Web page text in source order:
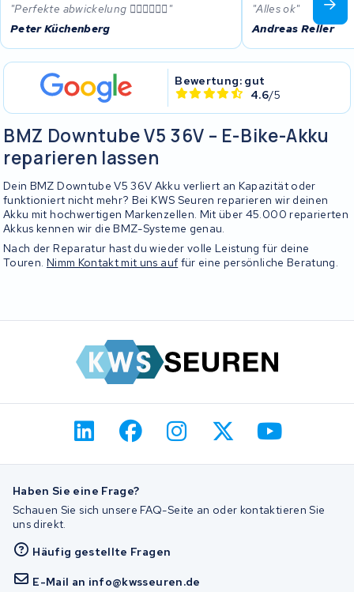
Perfekte abwickelung 👍🏼👍🏼👍🏼
Peter Küchenberg
Alles ok
Andreas Reller
Bewertung: gut
4.6/5
BMZ Downtube V5 36V – E-Bike-Akku
reparieren lassen
Dein BMZ Downtube V5 36V Akku verliert an Kapazität oder
funktioniert nicht mehr? Bei KWS Seuren reparieren wir deinen
Akku mit hochwertigen Markenzellen. Mit über 45.000 reparierten
Akkus kennen wir die BMZ-Systeme genau.
Nach der Reparatur hast du wieder volle Leistung für deine
Touren. Nimm Kontakt mit uns auf für eine persönliche Beratung.
Haben Sie eine Frage?
Schauen Sie sich unsere FAQ-Seite an oder kontaktieren Sie
uns direkt.
Häufig gestellte Fragen
E-Mail an info@kwsseuren.de